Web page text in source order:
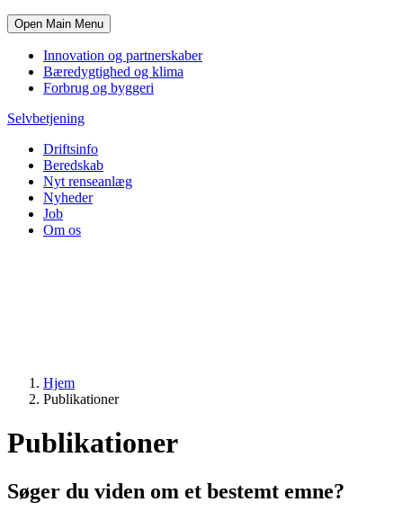
Open Main Menu
Innovation og partnerskaber
Bæredygtighed og klima
Forbrug og byggeri
Selvbetjening
Driftsinfo
Beredskab
Nyt renseanlæg
Nyheder
Job
Om os
Hjem
Publikationer
Publikationer
Søger du viden om et bestemt emne?